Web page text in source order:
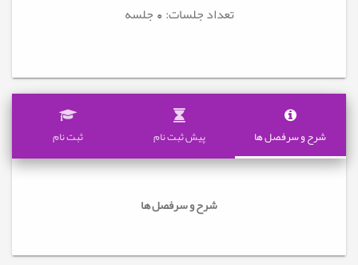
تعداد جلسات: 0 جلسه
شرح و سرفصل ها پیش ثبت نام ثبت نام
شرح و سرفصل ها